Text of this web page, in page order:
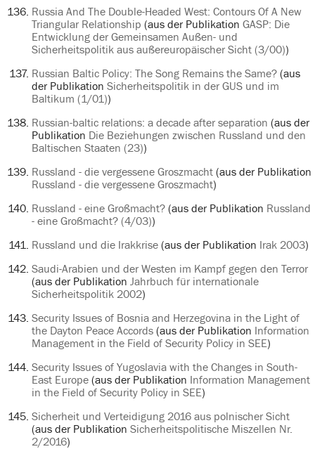
Russia And The Double-Headed West: Contours Of A New
Triangular Relationship (aus der Publikation GASP: Die
Entwicklung der Gemeinsamen Außen- und
Sicherheitspolitik aus außereuropäischer Sicht (3/00))
Russian Baltic Policy: The Song Remains the Same?(aus
der Publikation Sicherheitspolitik in der GUS und im
Baltikum (1/01))
Russian-baltic relations: a decade after separation (aus der
Publikation Die Beziehungen zwischen Russland und den
Baltischen Staaten (23))
Russland - die vergessene Groszmacht(aus der Publikation
Russland - die vergessene Groszmacht)
Russland - eine Großmacht?(aus der Publikation Russland
- eine Großmacht? (4/03))
Russland und die Irakkrise(aus der Publikation Irak 2003)
Saudi-Arabien und der Westen im Kampf gegen den Terror
(aus der Publikation Jahrbuch für internationale
Sicherheitspolitik 2002)
Security Issues of Bosnia and Herzegovina in the Light of
the Dayton Peace Accords(aus der Publikation Information
Management in the Field of Security Policy in SEE)
Security Issues of Yugoslavia with the Changes in South-
East Europe(aus der Publikation Information Management
in the Field of Security Policy in SEE)
Sicherheit und Verteidigung 2016 aus polnischer Sicht
(aus der Publikation Sicherheitspolitische Miszellen Nr.
2/2016)